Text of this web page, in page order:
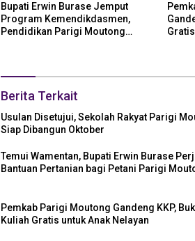
Bupati Erwin Burase Jemput
Program Kemendikdasmen,
Pendidikan Parigi Moutong
Berita Terkait
Usulan Disetujui, Sekolah Rakyat Parigi
Siap Dibangun Oktober
Temui Wamentan, Bupati Erwin Burase
Bantuan Pertanian bagi Petani Parigi
Pemkab Parigi Moutong Gandeng KKP,
Kuliah Gratis untuk Anak Nelayan